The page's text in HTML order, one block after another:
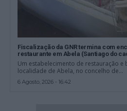
Fiscalização da GNR termina com
restaurante em Abela (Santiago do
Um estabelecimento de restauração e
localidade de Abela, no concelho de...
6 Agosto, 2026 - 16:42